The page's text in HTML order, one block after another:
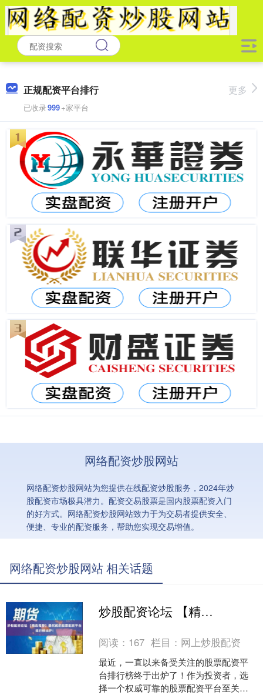
正规配资平台排行
已收录999+家平台
更多
网络配资炒股网站
网络配资炒股网站为您提供在线配资炒股服务，2024年炒
股配资市场极具潜力。配资交易股票是国内股票配资入门
的好方式。网络配资炒股网站致力于为交易者提供安全、
便捷、专业的配资服务，帮助您实现交易增值。
网络配资炒股网站 相关话题
炒股配资论坛 【精选推荐】最权威的股票配资平台排行榜出炉！
阅读： 167 栏目： 网上炒股配资
最近，一直以来备受关注的股票配资平
台排行榜终于出炉了！作为投资者，选
择一个权威可靠的股票配资平台至关重